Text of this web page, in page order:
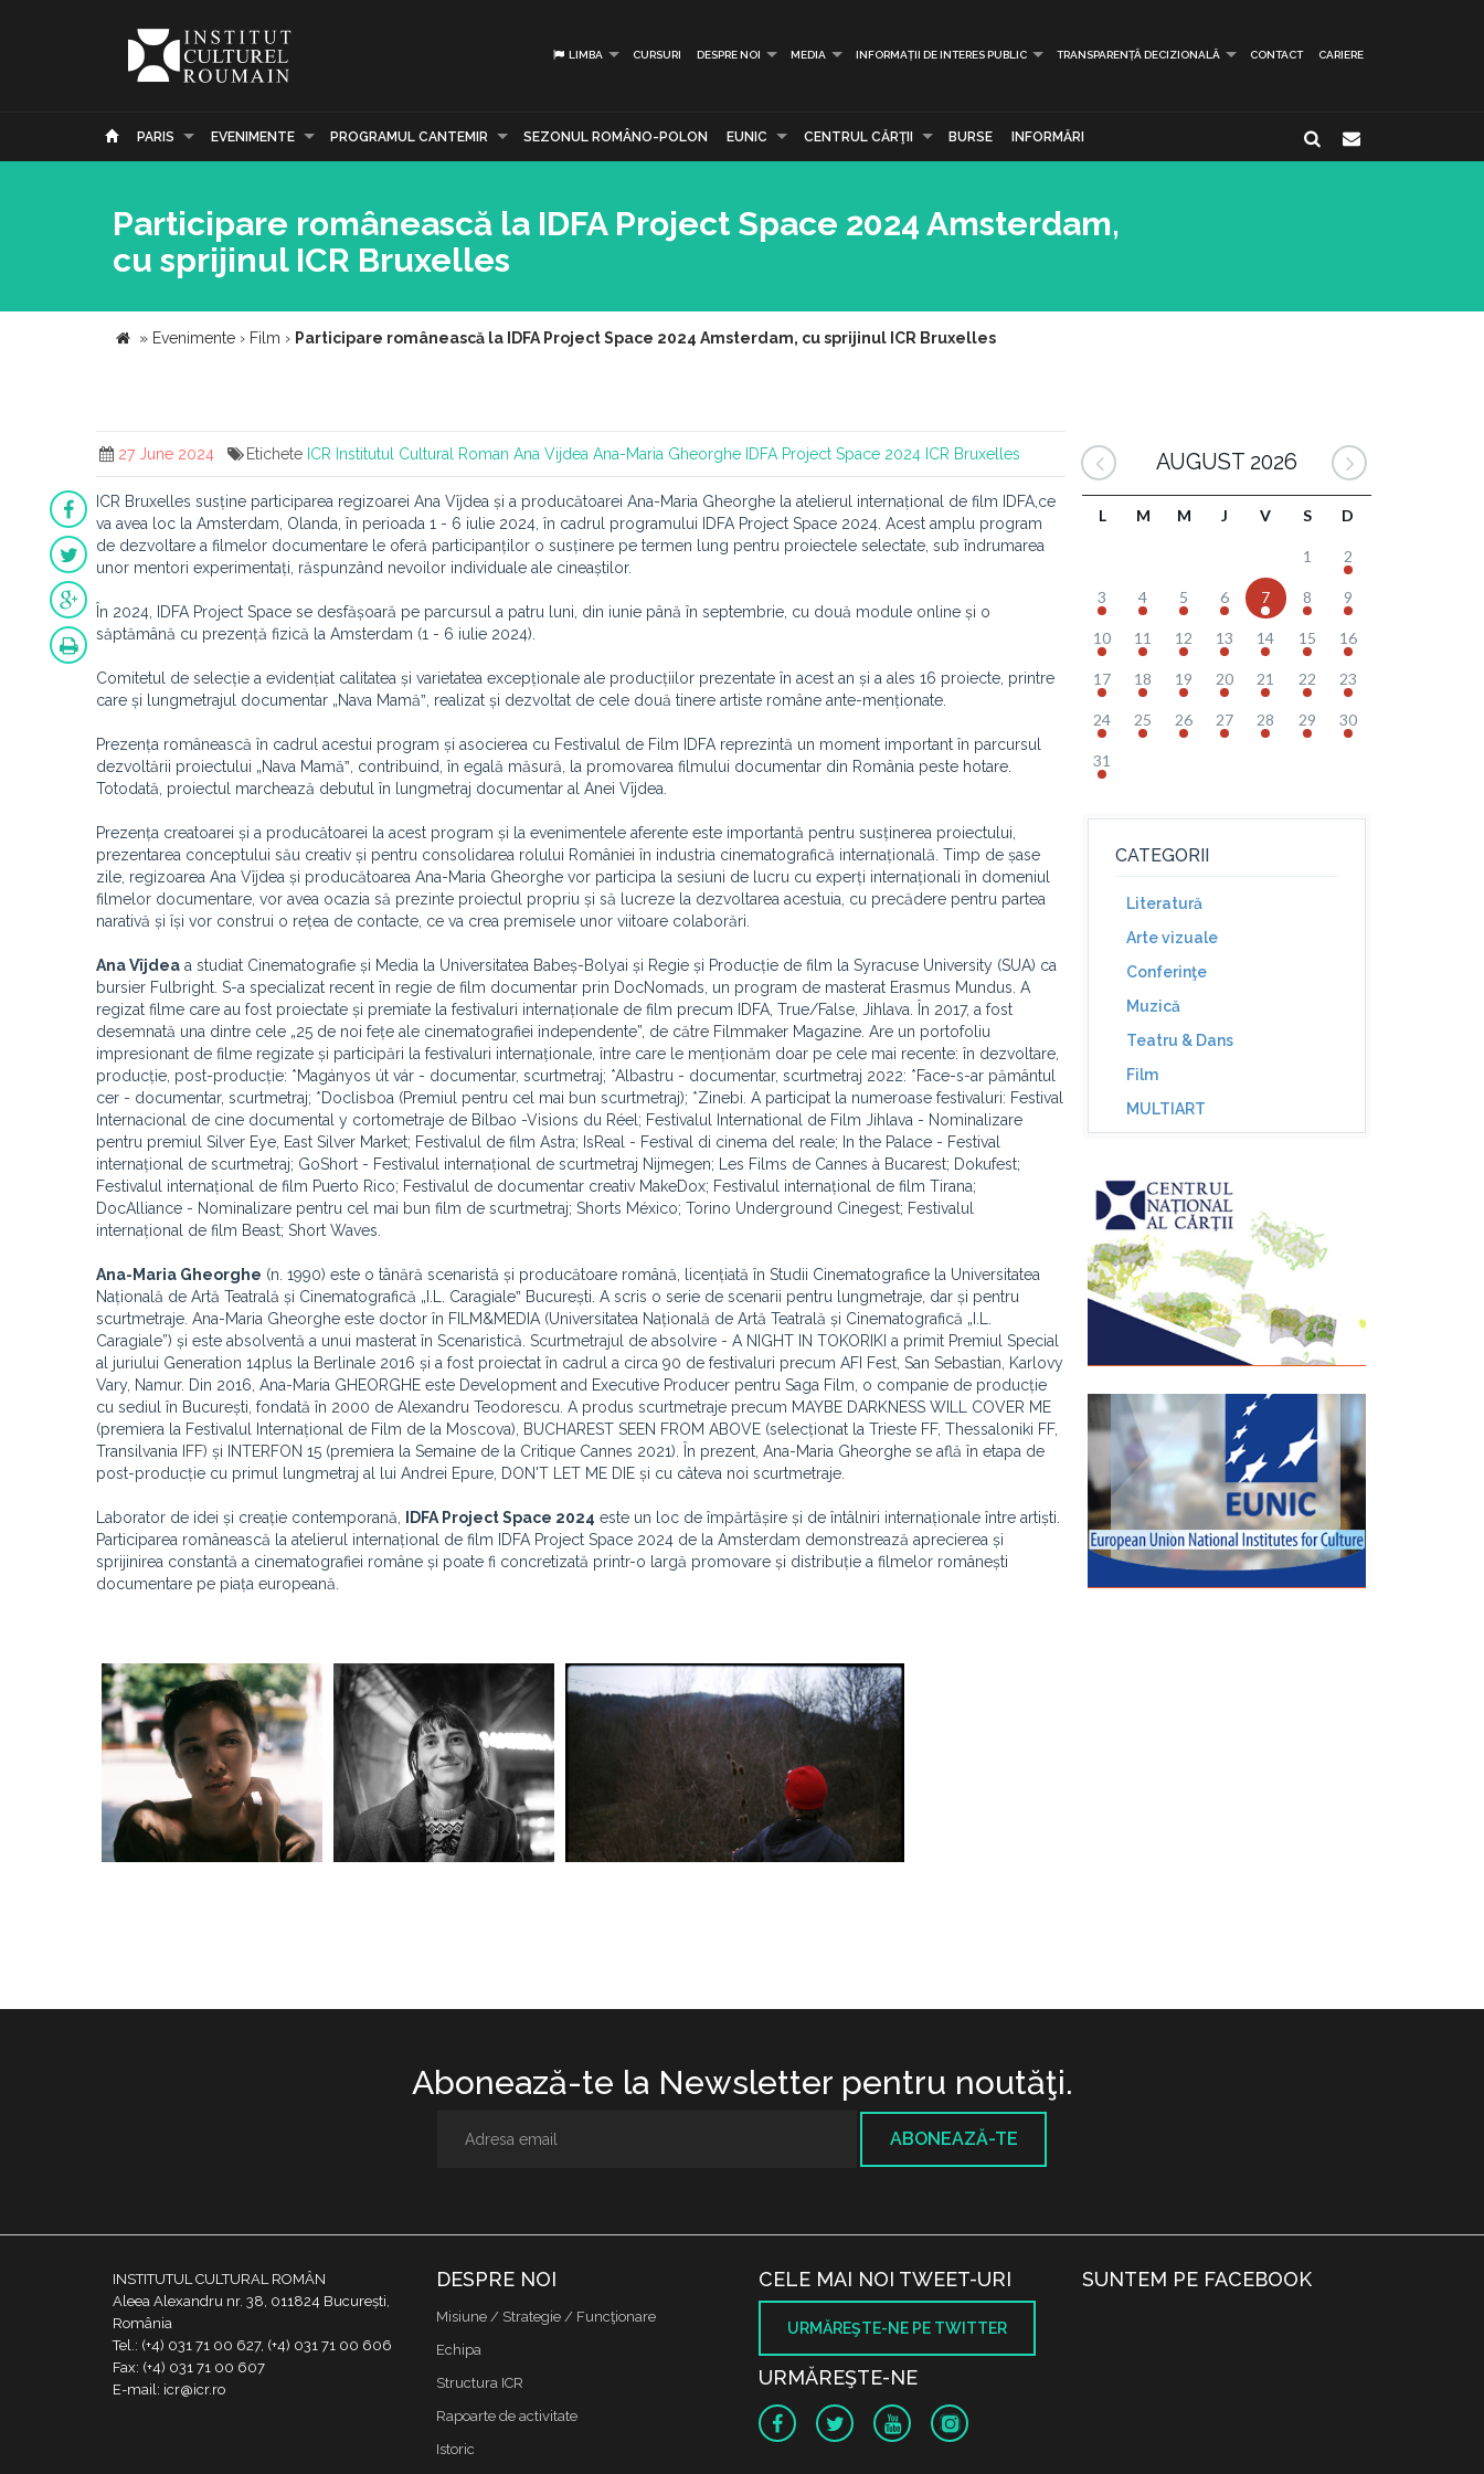
LIMBA CURSURI DESPRE NOI MEDIA INFORMAȚII DE INTERES PUBLIC TRANSPARENȚĂ DECIZIONALĂ CONTACT CARIERE
PARIS EVENIMENTE PROGRAMUL CANTEMIR SEZONUL ROMÂNO-POLON EUNIC CENTRUL CĂRŢII BURSE INFORMĂRI
Participare românească la IDFA Project Space 2024 Amsterdam,
cu sprijinul ICR Bruxelles
» Evenimente › Film › Participare românească la IDFA Project Space 2024 Amsterdam, cu sprijinul ICR Bruxelles
27 June 2024 Etichete ICR Institutul Cultural Roman Ana Vijdea Ana-Maria Gheorghe IDFA Project Space 2024 ICR Bruxelles
ICR Bruxelles susține participarea regizoarei Ana Vîjdea și a producătoarei Ana-Maria Gheorghe la atelierul internațional de film IDFA, ce
va avea loc la Amsterdam, Olanda, în perioada 1 - 6 iulie 2024, în cadrul programului IDFA Project Space 2024. Acest amplu program
de dezvoltare a filmelor documentare le oferă participanților o susținere pe termen lung pentru proiectele selectate, sub îndrumarea
unor mentori experimentați, răspunzând nevoilor individuale ale cineaștilor.
În 2024, IDFA Project Space se desfășoară pe parcursul a patru luni, din iunie până în septembrie, cu două module online și o
săptămână cu prezență fizică la Amsterdam (1 - 6 iulie 2024).
Comitetul de selecție a evidențiat calitatea și varietatea excepționale ale producțiilor prezentate în acest an și a ales 16 proiecte, printre
care și lungmetrajul documentar „Nava Mamăˮ, realizat și dezvoltat de cele două tinere artiste române ante-menționate.
Prezența românească în cadrul acestui program și asocierea cu Festivalul de Film IDFA reprezintă un moment important în parcursul
dezvoltării proiectului „Nava Mamăˮ, contribuind, în egală măsură, la promovarea filmului documentar din România peste hotare.
Totodată, proiectul marchează debutul în lungmetraj documentar al Anei Vîjdea.
Prezența creatoarei și a producătoarei la acest program și la evenimentele aferente este importantă pentru susținerea proiectului,
prezentarea conceptului său creativ și pentru consolidarea rolului României în industria cinematografică internațională. Timp de șase
zile, regizoarea Ana Vîjdea și producătoarea Ana-Maria Gheorghe vor participa la sesiuni de lucru cu experți internaționali în domeniul
filmelor documentare, vor avea ocazia să prezinte proiectul propriu și să lucreze la dezvoltarea acestuia, cu precădere pentru partea
narativă și își vor construi o rețea de contacte, ce va crea premisele unor viitoare colaborări.
Ana Vîjdea a studiat Cinematografie și Media la Universitatea Babeș-Bolyai și Regie și Producție de film la Syracuse University (SUA) ca
bursier Fulbright. S-a specializat recent în regie de film documentar prin DocNomads, un program de masterat Erasmus Mundus. A
regizat filme care au fost proiectate și premiate la festivaluri internaționale de film precum IDFA, True/False, Jihlava. În 2017, a fost
desemnată una dintre cele „25 de noi fețe ale cinematografiei independente”, de către Filmmaker Magazine. Are un portofoliu
impresionant de filme regizate și participări la festivaluri internaționale, între care le menționăm doar pe cele mai recente: în dezvoltare,
producție, post-producție: *Magányos út vár - documentar, scurtmetraj; *Albastru - documentar, scurtmetraj 2022: *Face-s-ar pământul
cer - documentar, scurtmetraj; *Doclisboa (Premiul pentru cel mai bun scurtmetraj); *Zinebi. A participat la numeroase festivaluri: Festival
Internacional de cine documental y cortometraje de Bilbao -Visions du Réel; Festivalul International de Film Jihlava - Nominalizare
pentru premiul Silver Eye, East Silver Market; Festivalul de film Astra; IsReal - Festival di cinema del reale; In the Palace - Festival
internațional de scurtmetraj; GoShort - Festivalul internațional de scurtmetraj Nijmegen; Les Films de Cannes à Bucarest; Dokufest;
Festivalul internațional de film Puerto Rico; Festivalul de documentar creativ MakeDox; Festivalul internațional de film Tirana;
DocAlliance - Nominalizare pentru cel mai bun film de scurtmetraj; Shorts México; Torino Underground Cinegest; Festivalul
internațional de film Beast; Short Waves.
Ana-Maria Gheorghe (n. 1990) este o tânără scenaristă și producătoare română, licențiată în Studii Cinematografice la Universitatea
Națională de Artă Teatrală și Cinematografică „I.L. Caragialeˮ București. A scris o serie de scenarii pentru lungmetraje, dar și pentru
scurtmetraje. Ana-Maria Gheorghe este doctor în FILM&MEDIA (Universitatea Națională de Artă Teatrală și Cinematografică „I.L.
Caragiale”) și este absolventă a unui masterat în Scenaristică. Scurtmetrajul de absolvire - A NIGHT IN TOKORIKI a primit Premiul Special
al juriului Generation 14plus la Berlinale 2016 și a fost proiectat în cadrul a circa 90 de festivaluri precum AFI Fest, San Sebastian, Karlovy
Vary, Namur. Din 2016, Ana-Maria GHEORGHE este Development and Executive Producer pentru Saga Film, o companie de producție
cu sediul în București, fondată în 2000 de Alexandru Teodorescu. A produs scurtmetraje precum MAYBE DARKNESS WILL COVER ME
(premiera la Festivalul Internațional de Film de la Moscova), BUCHAREST SEEN FROM ABOVE (selecționat la Trieste FF, Thessaloniki FF,
Transilvania IFF) și INTERFON 15 (premiera la Semaine de la Critique Cannes 2021). În prezent, Ana-Maria Gheorghe se află în etapa de
post-producție cu primul lungmetraj al lui Andrei Epure, DON'T LET ME DIE și cu câteva noi scurtmetraje.
Laborator de idei și creație contemporană, IDFA Project Space 2024 este un loc de împărtășire și de întâlniri internaționale între artiști.
Participarea românească la atelierul internațional de film IDFA Project Space 2024 de la Amsterdam demonstrează aprecierea și
sprijinirea constantă a cinematografiei române și poate fi concretizată printr-o largă promovare și distribuție a filmelor românești
documentare pe piața europeană.
AUGUST 2026
L M M J V S D
1 2
3 4 5 6 7 8 9
10 11 12 13 14 15 16
17 18 19 20 21 22 23
24 25 26 27 28 29 30
31
CATEGORII
Literatură
Arte vizuale
Conferinţe
Muzică
Teatru & Dans
Film
MULTIART
Abonează-te la Newsletter pentru noutăţi.
ABONEAZĂ-TE
INSTITUTUL CULTURAL ROMÂN
Aleea Alexandru nr. 38, 011824 București,
România
Tel.: (+4) 031 71 00 627, (+4) 031 71 00 606
Fax: (+4) 031 71 00 607
E-mail: icr@icr.ro
DESPRE NOI
Misiune / Strategie / Funcţionare
Echipa
Structura ICR
Rapoarte de activitate
Istoric
CELE MAI NOI TWEET-URI
URMĂREŞTE-NE PE TWITTER
URMĂREŞTE-NE
SUNTEM PE FACEBOOK